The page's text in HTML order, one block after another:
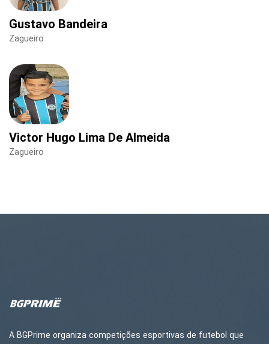
Gustavo Bandeira
Zagueiro
Victor Hugo Lima De Almeida
Zagueiro
A BGPrime organiza competições esportivas de futebol que